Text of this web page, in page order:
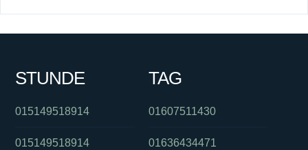
STUNDE
015149518914
015149518914
TAG
01607511430
01636434471